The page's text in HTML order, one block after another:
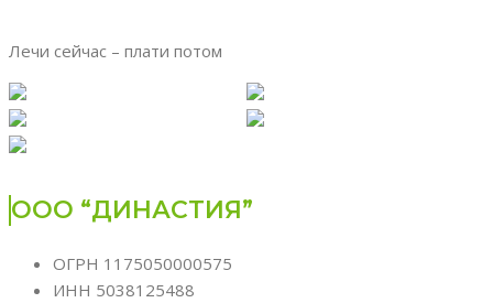
Лечи сейчас – плати потом
ООО “ДИНАСТИЯ”
ОГРН 1175050000575
ИНН 5038125488